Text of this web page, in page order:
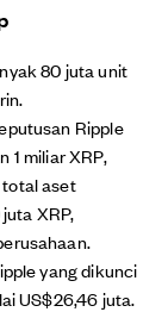
80 juta unit
Ripple
1 miliar XRP,
aset
XRP,
yang dikunci
US$26,46 juta.